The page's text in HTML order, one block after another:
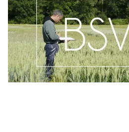
derniers BSV de votre
Ces bulletins, publiés chaque
des lieux exhaustif des cultures...
19 MAI 2026